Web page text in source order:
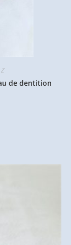
de dentition